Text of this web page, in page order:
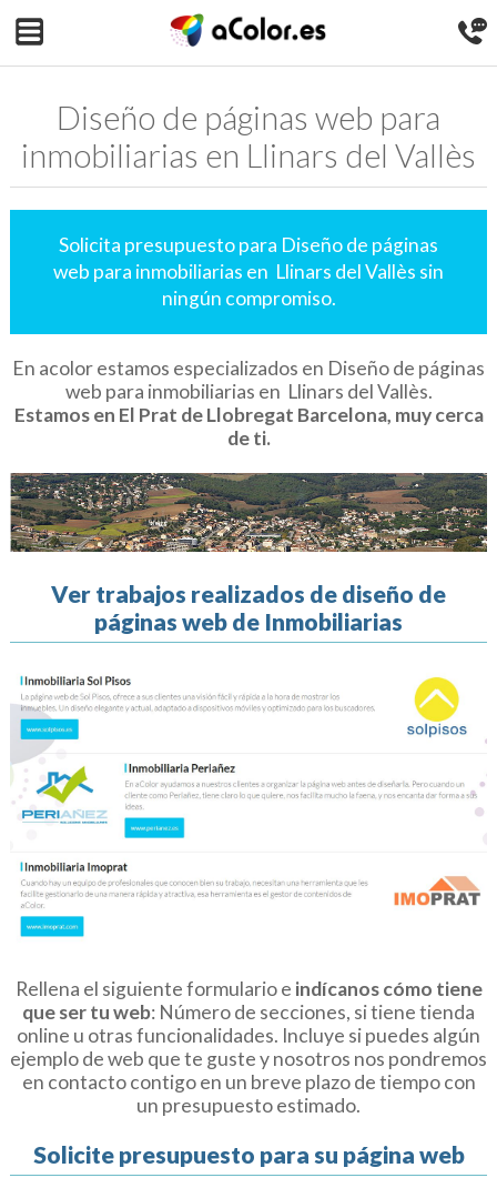
Diseño de páginas web para
inmobiliarias en Llinars del Vallès
Solicita presupuesto para Diseño de páginas
web para inmobiliarias en Llinars del Vallès sin
ningún compromiso.
En acolor estamos especializados en Diseño de páginas
web para inmobiliarias en Llinars del Vallès.
Estamos en El Prat de Llobregat Barcelona, muy cerca
de ti.
Ver trabajos realizados de diseño de
páginas web de Inmobiliarias
Rellena el siguiente formulario e indícanos cómo tiene
que ser tu web: Número de secciones, si tiene tienda
online u otras funcionalidades. Incluye si puedes algún
ejemplo de web que te guste y nosotros nos pondremos
en contacto contigo en un breve plazo de tiempo con
un presupuesto estimado.
Solicite presupuesto para su página web